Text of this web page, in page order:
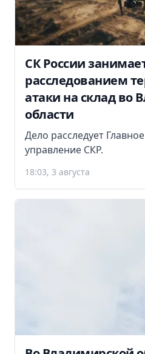
СК России
расследованием
атаки на склад во
области
Дело расследует
управление СКР.
18:03, 3 августа